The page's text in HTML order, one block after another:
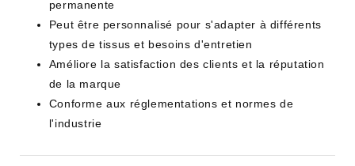
permanente
Peut être personnalisé pour s'adapter à différents
types de tissus et besoins d'entretien
Améliore la satisfaction des clients et la réputation
de la marque
Conforme aux réglementations et normes de
l'industrie